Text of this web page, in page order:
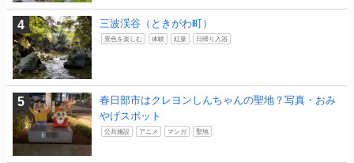
三波渓谷（ときがわ町）
景色を楽しむ 体験 紅葉 日帰り入浴
春日部市はクレヨンしんちゃんの聖地？写真・おみ
やげスポット
公共施設 アニメ マンガ 聖地